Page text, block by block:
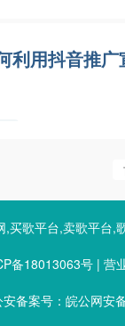
利用抖音推广
,买歌平台,卖歌平台,
备18013063号 | 营
安备案号：皖公网安